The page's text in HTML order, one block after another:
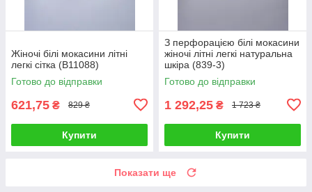
Жіночі білі мокасини літні
легкі сітка (B11088)
Готово до відправки
621,75 ₴ 829 ₴
Купити
З перфорацією білі мокасини
жіночі літні легкі натуральна
шкіра (839-3)
Готово до відправки
1 292,25 ₴ 1 723 ₴
Купити
Показати ще